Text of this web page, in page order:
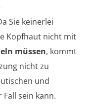
Sie keinerlei
Kopfhaut nicht mit
müssen, kommt
nicht zu
und
sein kann.